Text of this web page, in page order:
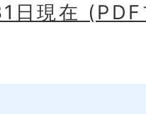
日現在